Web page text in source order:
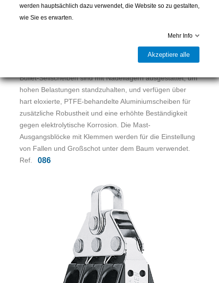
Die reibungsarme Bullet-Riemenscheibe für die Führung
von Beulen nach hinten. Kompakt und leicht, mit schneller
Variationen, die eine Lösung für die meisten
Bullet-Seilscheiben sind mit Nadellagern ausgestattet, um
hohen Belastungen standzuhalten, und verfügen über
hart eloxierte, PTFE-behandelte Aluminiumscheiben für
zusätzliche Robustheit und eine erhöhte Beständigkeit
gegen elektrolytische Korrosion. Die Mast-
Ausgangsblöcke mit Klemmen werden für die Einstellung
von Fallen und Großschot unter dem Baum verwendet.
Ref.
086
werden hauptsächlich dazu verwendet, die Website so zu gestalten,
wie Sie es erwarten.
Mehr Info
Akzeptiere alle